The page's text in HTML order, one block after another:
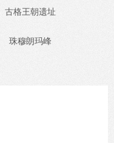
古格王朝遗址
珠穆朗玛峰